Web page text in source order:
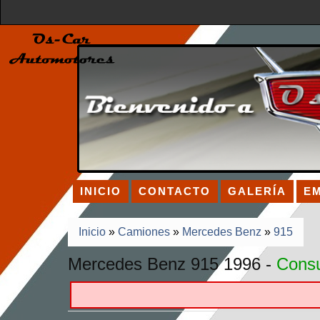
INICIO CONTACTO GALERÍA
Inicio » Camiones » Mercedes Benz » 915
Mercedes Benz 915 1996 -